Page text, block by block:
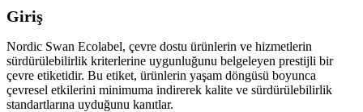
Giriş
Nordic Swan Ecolabel, çevre dostu ürünlerin ve hizmetlerin
sürdürülebilirlik kriterlerine uygunluğunu belgeleyen prestijli bir
çevre etiketidir. Bu etiket, ürünlerin yaşam döngüsü boyunca
çevresel etkilerini minimuma indirerek kalite ve sürdürülebilirlik
standartlarına uyduğunu kanıtlar.